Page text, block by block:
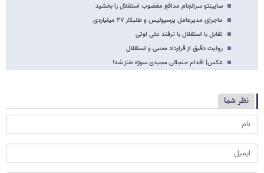
ساپینتو سرانجام مدافع مغضوب استقلال را بخشید
ماجرای مدیرعامل پرسپولیس و طلبکار ۲۷ میلیاردی
تقابل با استقلال با ترفند علی اوتی
روایت دقیق از قرارداد محبی و استقلال
عکس| اقدام جنجالی مجیدی سوژه طنز شد!
نظر شما